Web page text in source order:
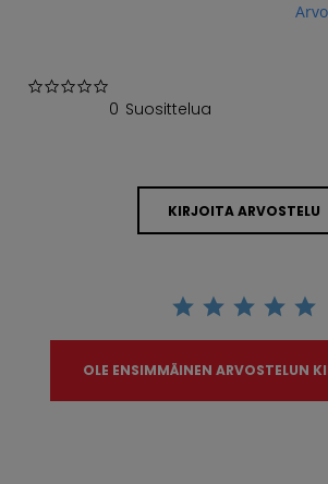
0 Suosittelua
KIRJOITA ARVOSTELU
OLE ENSIMMÄINEN ARVOSTELUN